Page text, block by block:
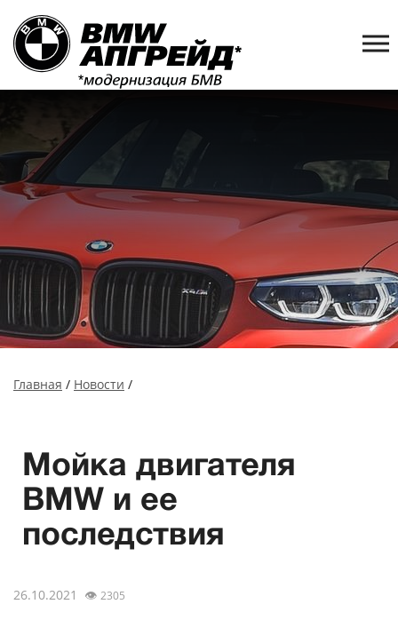
Главная / Новости /
Мойка двигателя
BMW и ее
последствия
26.10.2021 👁 2305